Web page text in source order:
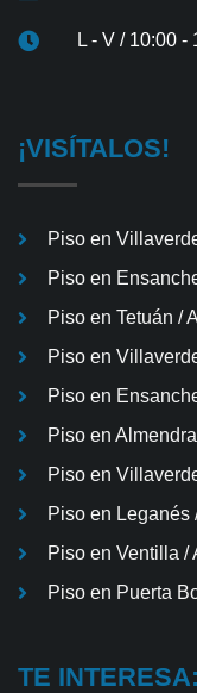
L - V / 10:00 -
¡VISÍTALOS!
Piso en
Piso en
Piso en Tetuán /
Piso en
Piso en
Piso en
Piso en
Piso en Leganés
Piso en Ventilla /
Piso en Puerta
TE INTERESA: